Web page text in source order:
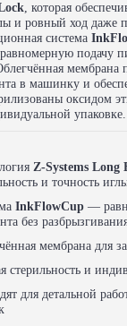
, которая
и ровный ход даже
система
подачу
мембрана
в машинку и
оксидом
упаковке.
Z-Systems
и точность
InkFlowCup —
без
мембрана для
стерильность и
для детальной